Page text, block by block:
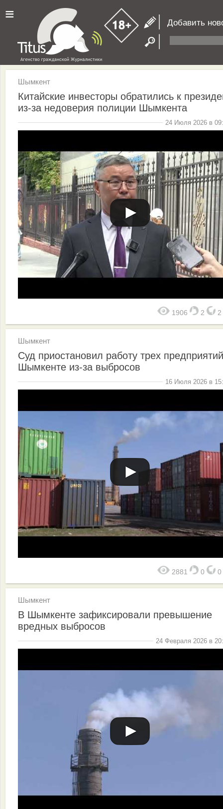
≡ Добавить
Шымкент
Китайские инвесторы обратились к
из-за недоверия полиции Шымкента
24 Июля 2026 в
1906 2 2
Шымкент
Суд приостановил работу трех
Шымкенте из-за выбросов
16 Июля 2026 в
2881 0 0
Шымкент
В Шымкенте зафиксировали превышение
вредных выбросов
24 Февраля 2026 в